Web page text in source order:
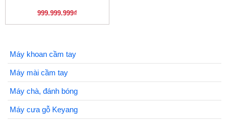
999.999.999₫
Máy khoan cầm tay
Máy mài cầm tay
Máy chà, đánh bóng
Máy cưa gỗ Keyang